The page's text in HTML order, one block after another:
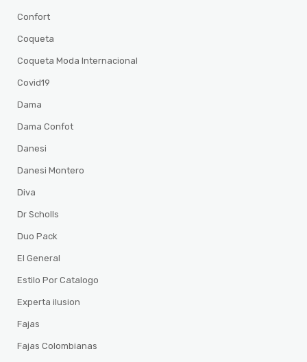
Confort
Coqueta
Coqueta Moda Internacional
Covid19
Dama
Dama Confot
Danesi
Danesi Montero
Diva
Dr Scholls
Duo Pack
El General
Estilo Por Catalogo
Experta ilusion
Fajas
Fajas Colombianas